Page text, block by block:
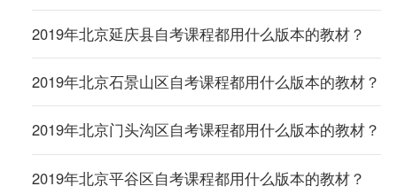
2019年北京延庆县自考课程都用什么版本的教材？
2019年北京石景山区自考课程都用什么版本的教材？
2019年北京门头沟区自考课程都用什么版本的教材？
2019年北京平谷区自考课程都用什么版本的教材？